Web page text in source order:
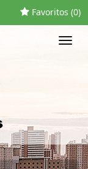
Favoritos (0)